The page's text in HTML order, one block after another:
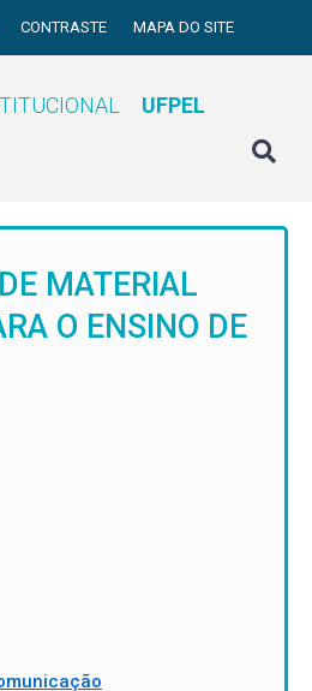
CONTRASTE MAPA DO SITE
UFPEL
MATERIAL
O ENSINO DE